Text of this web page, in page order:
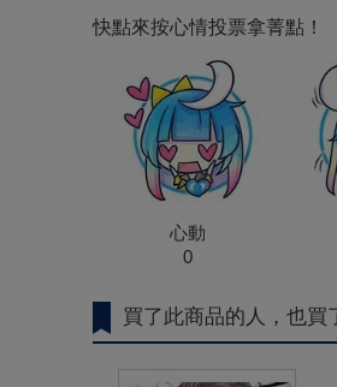
快點來按心情投票拿菁點！
心動
0
買了此商品的人，也買